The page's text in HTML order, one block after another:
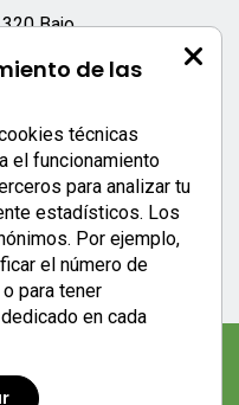
de las
técnicas
el funcionamiento
para analizar tu
estadísticos. Los
Por ejemplo,
el número de
para tener
en cada
Bajo
|